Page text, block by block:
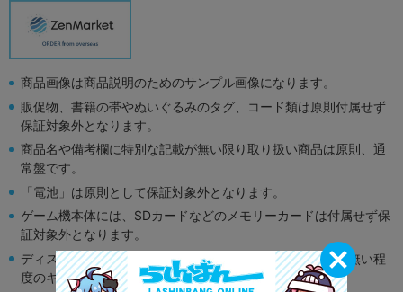
商品画像は商品説明のためのサンプル画像になります。
販促物、書籍の帯やぬいぐるみのタグ、コード類は原則付属せず
保証対象外となります。
商品名や備考欄に特別な記載が無い限り取り扱い商品は原則、通
常盤です。
「電池」は原則として保証対象外となります。
ゲーム機本体には、SDカードなどのメモリーカードは付属せず保
証対象外となります。
ディスク類の読み取り面のキズに関しまして再生に支障が無い程
度のキズがある場合がございます。